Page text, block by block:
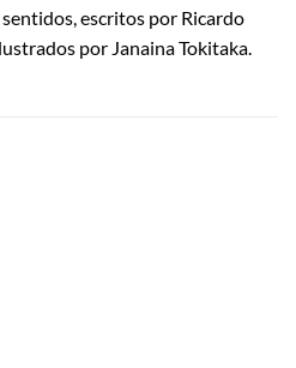
escritos por Ricardo
por Janaina Tokitaka.